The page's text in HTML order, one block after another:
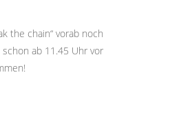
the chain“ vorab noch
ab 11.45 Uhr vor